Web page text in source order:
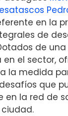
en la
de
de
en el sector,
la medida
que
en la red de